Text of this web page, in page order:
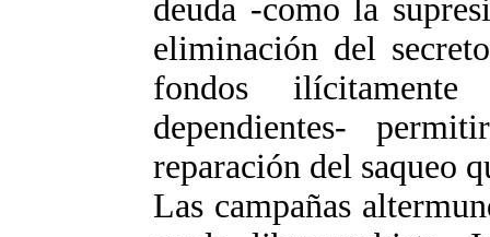
deuda -como la
eliminación del
fondos
dependientes-
reparación del saqueo
Las campañas